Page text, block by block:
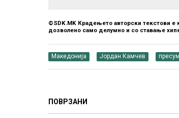
©SDK.MK Крадењето авторски текстови
дозволено само делумно и со ставање
Македонија Јордан Камчев
ПОВРЗАНИ